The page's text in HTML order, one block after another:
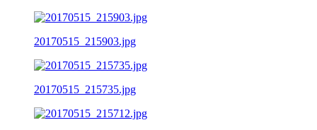
20170515_215903.jpg
20170515_215735.jpg